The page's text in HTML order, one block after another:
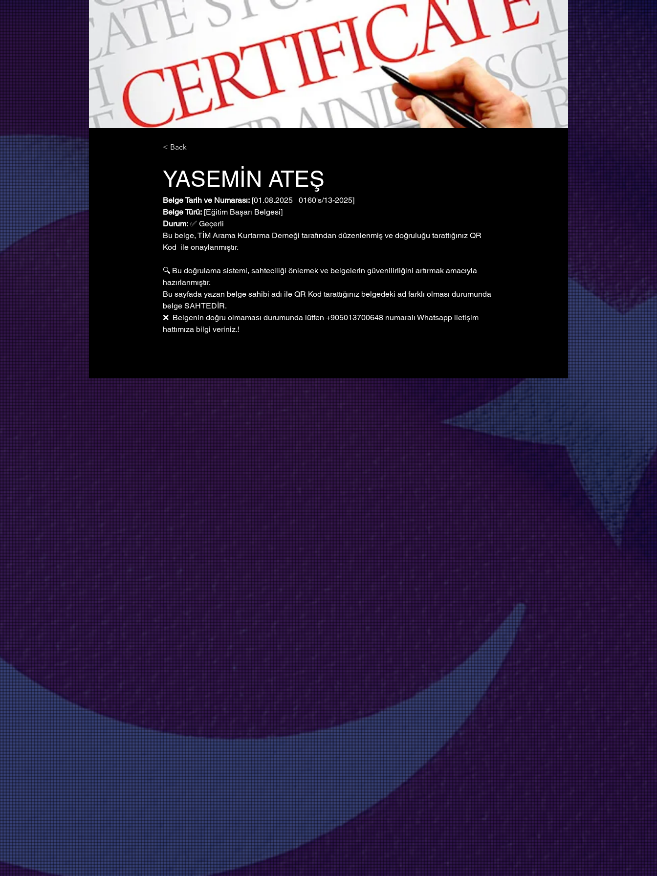
< Back
YASEMİN ATEŞ
Belge Tarih ve Numarası: [01.08.2025   0160's/13-2025]
Belge Türü: [Eğitim Başarı Belgesi]
Durum: ✅ Geçerli
Bu belge, TİM Arama Kurtarma Derneği tarafından düzenlenmiş ve doğruluğu tarattığınız QR
Kod  ile onaylanmıştır.
🔍 Bu doğrulama sistemi, sahteciliği önlemek ve belgelerin güvenilirliğini artırmak amacıyla
hazırlanmıştır.
Bu sayfada yazan belge sahibi adı ile QR Kod tarattığınız belgedeki ad farklı olması durumunda
belge SAHTEDİR.
❌  Belgenin doğru olmaması durumunda lütfen +905013700648 numaralı Whatsapp iletişim
hattımıza bilgi veriniz.!